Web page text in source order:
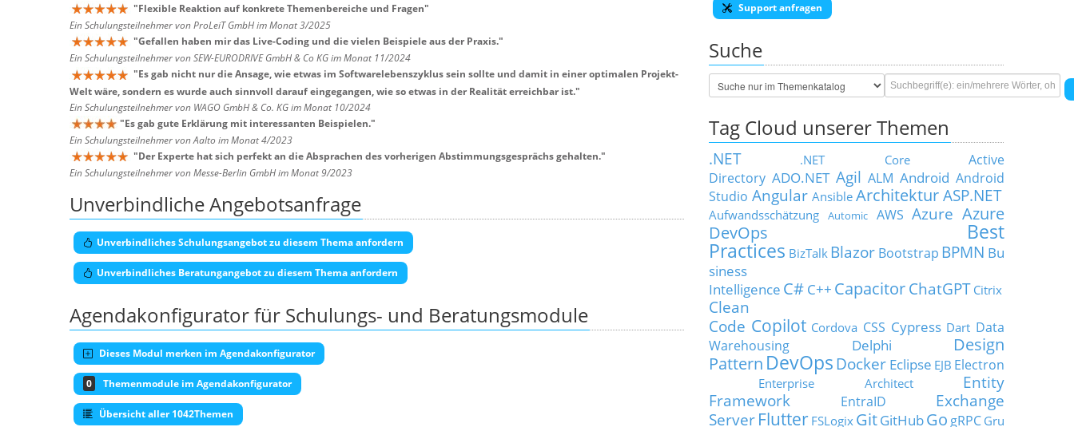
"Flexible Reaktion auf konkrete Themenbereiche und Fragen"
Ein Schulungsteilnehmer von ProLeiT GmbH im Monat 3/2025
"Gefallen haben mir das Live-Coding und die vielen Beispiele aus der Praxis."
Ein Schulungsteilnehmer von SEW-EURODRIVE GmbH & Co KG im Monat 11/2024
"Es gab nicht nur die Ansage, wie etwas im Softwarelebenszyklus sein sollte und damit in einer optimalen Projekt-
Welt wäre, sondern es wurde auch sinnvoll darauf eingegangen, wie so etwas in der Realität erreichbar ist."
Ein Schulungsteilnehmer von WAGO GmbH & Co. KG im Monat 10/2024
"Es gab gute Erklärung mit interessanten Beispielen."
Ein Schulungsteilnehmer von Aalto im Monat 4/2023
"Der Experte hat sich perfekt an die Absprachen des vorherigen Abstimmungsgesprächs gehalten."
Ein Schulungsteilnehmer von Messe-Berlin GmbH im Monat 9/2023
Unverbindliche Angebotsanfrage
Unverbindliches Schulungsangebot zu diesem Thema anfordern
Unverbindliches Beratungangebot zu diesem Thema anfordern
Agendakonfigurator für Schulungs- und Beratungsmodule
Dieses Modul merken im Agendakonfigurator
0 Themenmodule im Agendakonfigurator
Übersicht aller 1042Themen
Support anfragen
Suche
Tag Cloud unserer Themen
.NET .NET Core
Active
Directory ADO.NET Agil ALM Android Android
Studio Angular Ansible Architektur ASP.NET
Aufwandsschätzung Automic AWS Azure Azure
DevOps
Best
Practices BizTalk Blazor Bootstrap BPMN Bu
siness
Intelligence C# C++ Capacitor ChatGPT Citrix
Clean
Code Copilot Cordova CSS Cypress Dart Data
Warehousing
Delphi
Design
Pattern DevOps Docker Eclipse EJB Electron
Enterprise Architect
Entity
Framework
EntraID
Exchange
Server Flutter FSLogix GitGitHubGo gRPC Gru